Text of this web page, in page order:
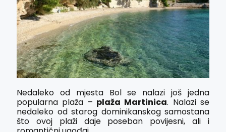
Nedaleko od mjesta Bol se nalazi još jedna
popularna plaža – plaža Martinica. Nalazi se
nedaleko od starog dominikanskog samostana
što ovoj plaži daje poseban povijesni, ali i